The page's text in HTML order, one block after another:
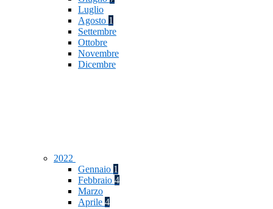
Luglio
Agosto 1
Settembre
Ottobre
Novembre
Dicembre
2022
Gennaio 1
Febbraio 4
Marzo
Aprile 4